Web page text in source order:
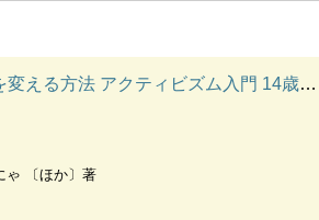
る方法 アクティビズム入門 14歳の世渡り術
ゃ 〔ほか〕著